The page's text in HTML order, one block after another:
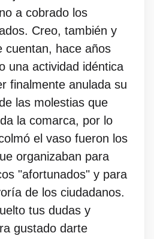
a cobrado los
Creo, también y
cuentan, hace años
una actividad idéntica
finalmente anulada su
las molestias que
la comarca, por lo
el vaso fueron los
organizaban para
"afortunados" y para
de los ciudadanos.
tus dudas y
gustado darte